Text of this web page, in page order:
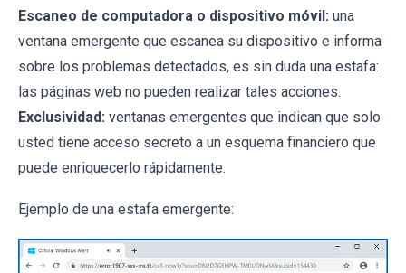
Escaneo de computadora o dispositivo móvil: una
ventana emergente que escanea su dispositivo e informa
sobre los problemas detectados, es sin duda una estafa:
las páginas web no pueden realizar tales acciones.
Exclusividad: ventanas emergentes que indican que solo
usted tiene acceso secreto a un esquema financiero que
puede enriquecerlo rápidamente.
Ejemplo de una estafa emergente: